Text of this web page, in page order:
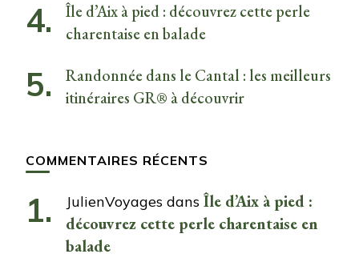
Île d’Aix à pied : découvrez cette perle
charentaise en balade
Randonnée dans le Cantal : les meilleurs
itinéraires GR® à découvrir
COMMENTAIRES RÉCENTS
JulienVoyages dans Île d’Aix à pied :
découvrez cette perle charentaise en
balade